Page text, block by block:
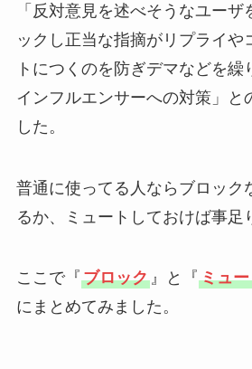
「反対意見を述べそうなユーザ
ックし正当な指摘がリプライや
トにつくのを防ぎデマなどを繰
インフルエンサーへの対策」と
した。
普通に使ってる人ならブロック
るか、ミュートしておけば事足
ここで『ブロック』と『ミュ
にまとめてみました。